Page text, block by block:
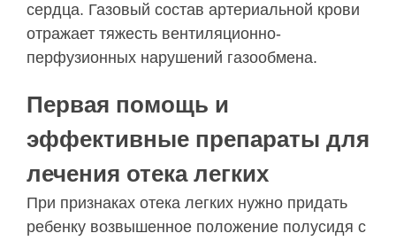
сердца. Газовый состав артериальной крови
отражает тяжесть вентиляционно-
перфузионных нарушений газообмена.
Первая помощь и
эффективные препараты для
лечения отека легких
При признаках отека легких нужно придать
ребенку возвышенное положение полусидя с